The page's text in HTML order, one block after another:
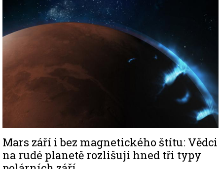
Mars září i bez magnetického štítu: Vědci
na rudé planetě rozlišují hned tři typy